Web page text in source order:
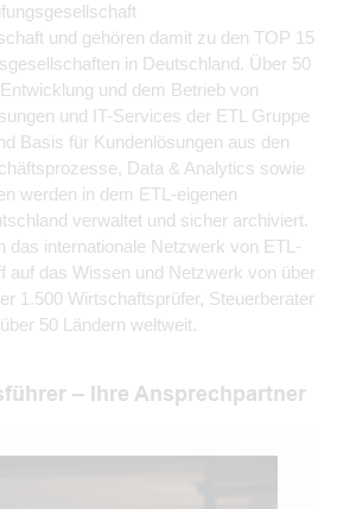
und gehören damit zu den TOP 15
in Deutschland. Über 50
und dem Betrieb von
und IT-Services der ETL Gruppe
Basis für Kundenlösungen aus den
Data & Analytics sowie
werden in dem ETL-eigenen
verwaltet und sicher archiviert.
das internationale Netzwerk von ETL-
auf das Wissen und Netzwerk von über
1.500 Wirtschaftsprüfer, Steuerberater
50 Ländern weltweit.
– Ihre Ansprechpartner